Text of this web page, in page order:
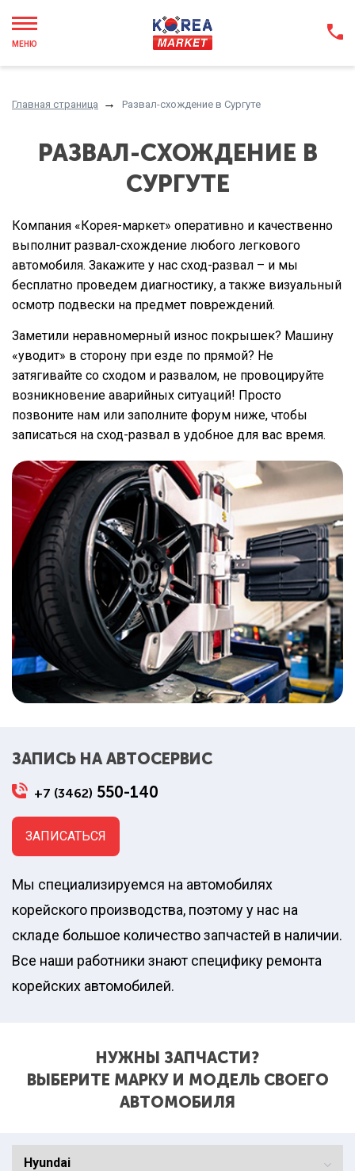
МЕНЮ
Главная страница Развал-схождение в Сургуте
РАЗВАЛ-СХОЖДЕНИЕ В
СУРГУТЕ
Компания «Корея-маркет» оперативно и качественно
выполнит развал-схождение любого легкового
автомобиля. Закажите у нас сход-развал – и мы
бесплатно проведем диагностику, а также визуальный
осмотр подвески на предмет повреждений.
Заметили неравномерный износ покрышек? Машину
«уводит» в сторону при езде по прямой? Не
затягивайте со сходом и развалом, не провоцируйте
возникновение аварийных ситуаций! Просто
позвоните нам или заполните форум ниже, чтобы
записаться на сход-развал в удобное для вас время.
ЗАПИСЬ НА АВТОСЕРВИС
+7 (3462) 550-140
ЗАПИСАТЬСЯ
Мы специализируемся на автомобилях
корейского производства, поэтому у нас на
складе большое количество запчастей в наличии.
Все наши работники знают специфику ремонта
корейских автомобилей.
НУЖНЫ ЗАПЧАСТИ?
ВЫБЕРИТЕ МАРКУ И МОДЕЛЬ СВОЕГО
АВТОМОБИЛЯ